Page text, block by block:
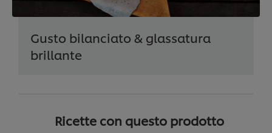
Gusto bilanciato & glassatura
brillante
Ricette con questo prodotto